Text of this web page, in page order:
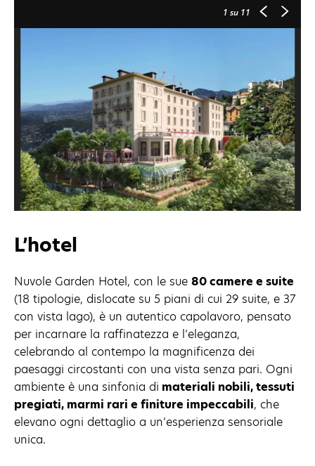
1 su 11
L’hotel
Nuvole Garden Hotel, con le sue 80 camere e suite
(18 tipologie, dislocate su 5 piani di cui 29 suite, e 37
con vista lago), è un autentico capolavoro, pensato
per incarnare la raffinatezza e l’eleganza,
celebrando al contempo la magnificenza dei
paesaggi circostanti con una vista senza pari. Ogni
ambiente è una sinfonia di materiali nobili, tessuti
pregiati, marmi rari e finiture impeccabili, che
elevano ogni dettaglio a un’esperienza sensoriale
unica.